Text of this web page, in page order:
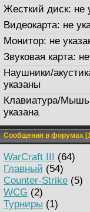
Жесткий диск: не
Видеокарта: не
Монитор: не
Звуковая карта:
Наушники/
указаны
Клавиатура/
указана
Сообщения в форумах
WarCraft III (64)
Главный (54)
Counter-Strike (5)
WCG (2)
Турниры (1)